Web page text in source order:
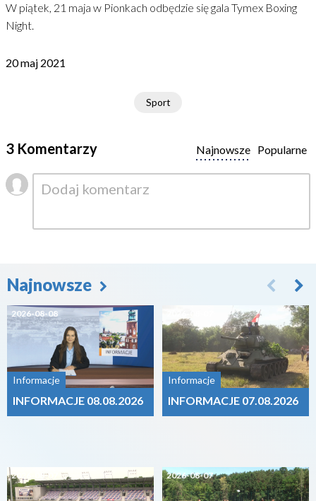
W piątek, 21 maja w Pionkach odbędzie się gala Tymex Boxing
Night.
20 maj 2021
Sport
3 Komentarzy Popularne
Najnowsze
Najnowsze
2026-08-08
Informacje
INFORMACJE 08.08.2026
2026-08-07
Informacje
INFORMACJE 07.08.2026
2026-08-07